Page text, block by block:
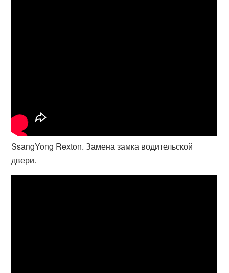
SsangYong Rexton. Замена замка водительской
двери.